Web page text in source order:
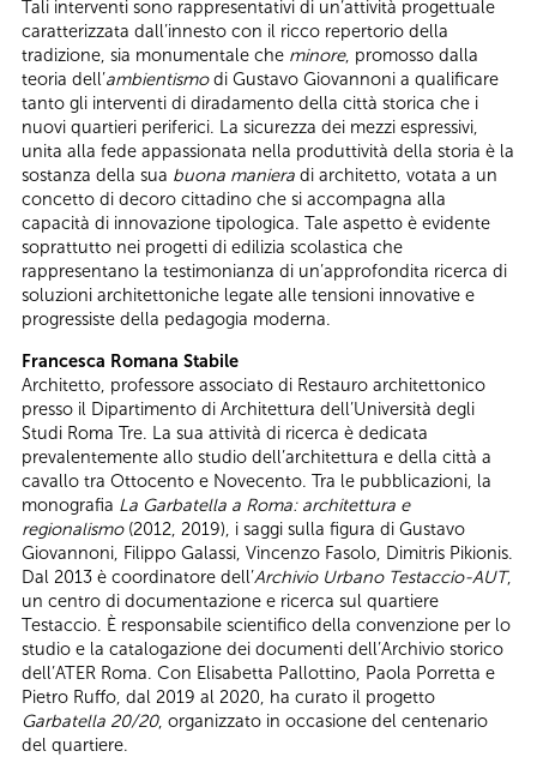
Tali interventi sono rappresentativi di un’attività progettuale
caratterizzata dall’innesto con il ricco repertorio della
tradizione, sia monumentale che minore, promosso dalla
teoria dell’ambientismodi Gustavo Giovannoni a qualificare
tanto gli interventi di diradamento della città storica che i
nuovi quartieri periferici. La sicurezza dei mezzi espressivi,
unita alla fede appassionata nella produttività della storia è la
sostanza della sua buona maniera di architetto, votata a un
concetto di decoro cittadino che si accompagna alla
capacità di innovazione tipologica. Tale aspetto è evidente
soprattutto nei progetti di edilizia scolastica che
rappresentano la testimonianza di un’approfondita ricerca di
soluzioni architettoniche legate alle tensioni innovative e
progressiste della pedagogia moderna.
Francesca Romana Stabile
Architetto, professore associato di Restauro architettonico
presso il Dipartimento di Architettura dell’Università degli
Studi Roma Tre. La sua attività di ricerca è dedicata
prevalentemente allo studio dell’architettura e della città a
cavallo tra Ottocento e Novecento. Tra le pubblicazioni, la
monografia La Garbatella a Roma: architettura e
regionalismo(2012, 2019), i saggi sulla figura di Gustavo
Giovannoni, Filippo Galassi, Vincenzo Fasolo, Dimitris Pikionis.
Dal 2013 è coordinatore dell’Archivio Urbano Testaccio-AUT,
un centro di documentazione e ricerca sul quartiere
Testaccio. È responsabile scientifico della convenzione per lo
studio e la catalogazione dei documenti dell’Archivio storico
dell’ATER Roma. Con Elisabetta Pallottino, Paola Porretta e
Pietro Ruffo, dal 2019 al 2020, ha curato il progetto
Garbatella 20/20, organizzato in occasione del centenario
del quartiere.